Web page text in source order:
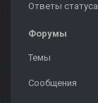
Ответы статуса
Форумы
Темы
Сообщения